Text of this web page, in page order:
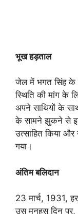
भूख हड़ताल
जेल में भगत सिंह के
स्थिति की मांग के
अपने साथियों के
के सामने झुकने से
उत्साहित किया
गया।
अंतिम बलिदान
23 मार्च, 1931,
उस मनहूस दिन पर,